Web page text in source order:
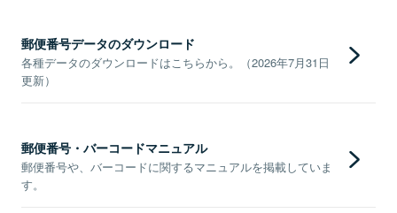
郵便番号データのダウンロード
各種データのダウンロードはこちらから。（2026年7月31日
更新）
郵便番号・バーコードマニュアル
郵便番号や、バーコードに関するマニュアルを掲載していま
す。